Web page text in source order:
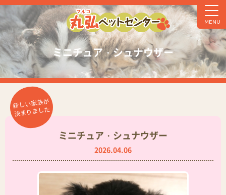
ミニチュア・シュナウザー
MENU
新しい家族が
決まりました
ミニチュア・シュナウザー
2026.04.06